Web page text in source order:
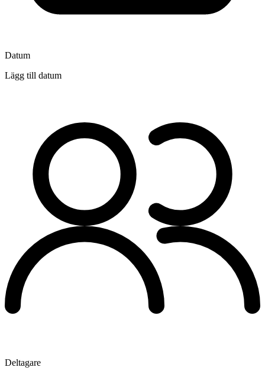
Datum
Lägg till datum
Deltagare